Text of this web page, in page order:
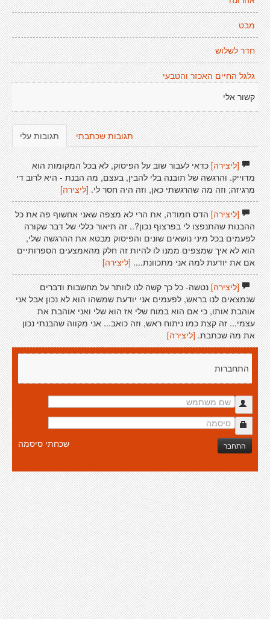
מבט
חדר לשלוש
גלגל החיים האכזר והטבעי
קשור אלי
תגובות עלי תגובות שכתבתי
[ליצירה]כדאי לעבור שוב על הפיסוק, לא בכל המקומות הוא
מדוייק. והרגשה של תובנה בלי להבין, בעצם, מה הבנת - היא לרוב די
מרגיזה; וזה מה שהרגשתי כאן, וזה היה חסר לי.[ליצירה]
[ליצירה]הדס חמודה, את הרי לא מצפה שאני אחשוף פה את כל
ההבנות שהתנפצו לי בפרצוף נכון?.. זה תיאור כללי של דבר שקורה
לפעמים בכל מיני נושאים שונים והפיסוק מבטא את ההרגשה שלי,
הוא לא איך שמצפים ממנו לו להיות זה חלק מהאמצעים הספרותיים
אם את יודעת למה אני מתכוונת.... [ליצירה]
[ליצירה]נטשה- כל כך קשה לנו לוותר על מחשבות ודברים
שנמצאים לנו בראש, לפעמים אני יודעת שמשהו הוא לא נכון אבל אני
אוהבת אותו, כי אם הוא במוח שלי אז הוא שלי ואני אוהבת את
עצמי... זה קצת כמו ניתוח ראש, וזה כואב... אני מקווה שהבנתי נכון
את מה שכתבת. [ליצירה]
התחברות
התחבר שכחתי סיסמה